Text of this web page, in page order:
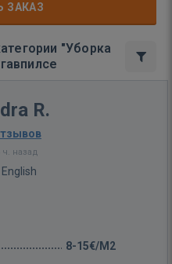
ЗАКАЗ
"Уборка
R.
назад
8-15€/M2